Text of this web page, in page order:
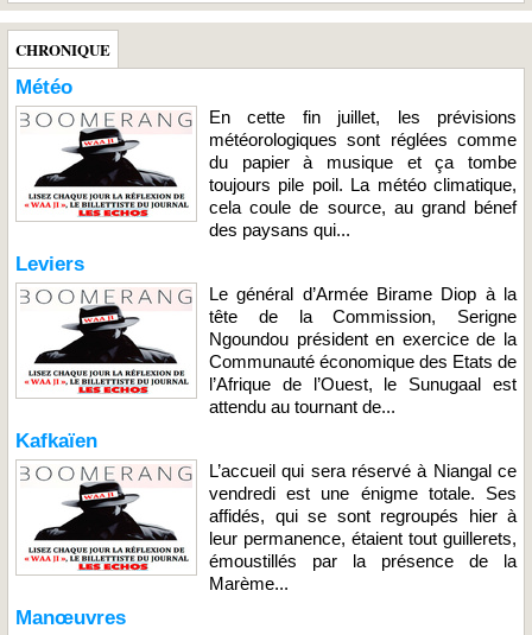
CHRONIQUE
Météo
En cette fin juillet, les prévisions
météorologiques sont réglées comme
du papier à musique et ça tombe
toujours pile poil. La météo climatique,
cela coule de source, au grand bénef
des paysans qui...
Leviers
Le général d’Armée Birame Diop à la
tête de la Commission, Serigne
Ngoundou président en exercice de la
Communauté économique des Etats de
l’Afrique de l’Ouest, le Sunugaal est
attendu au tournant de...
Kafkaïen
L’accueil qui sera réservé à Niangal ce
vendredi est une énigme totale. Ses
affidés, qui se sont regroupés hier à
leur permanence, étaient tout guillerets,
émoustillés par la présence de la
Marème...
Manœuvres